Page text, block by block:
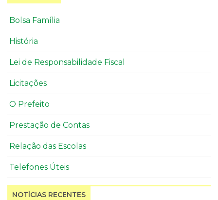
Bolsa Família
História
Lei de Responsabilidade Fiscal
Licitações
O Prefeito
Prestação de Contas
Relação das Escolas
Telefones Úteis
NOTÍCIAS RECENTES